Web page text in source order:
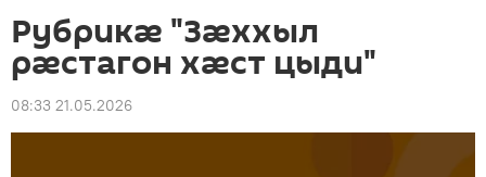
Рубрикæ "Зæххыл
рæстагон хæст цыди"
08:33 21.05.2026